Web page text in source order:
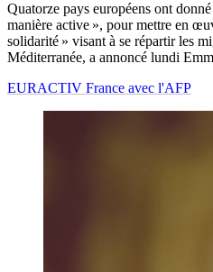
Quatorze pays européens ont
manière active », pour mettre en
solidarité » visant à se répartir les
Méditerranée, a annoncé lundi
EURACTIV France avec l'AFP